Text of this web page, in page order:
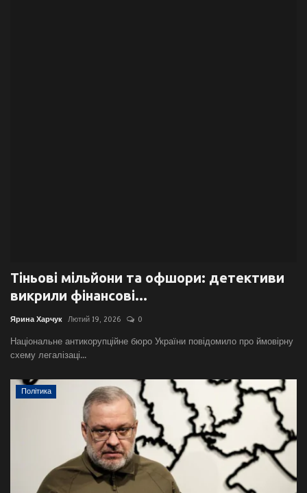
Мова
English Ukraine
Тіньові мільйони та офшори: детективи
викрили фінансові...
Ярина Харчук Лютий 19, 2026 0
Національне антикорупційне бюро України повідомило про ймовірну
схему легалізаці...
Політика